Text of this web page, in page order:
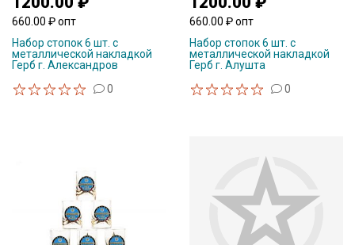
660.00 ₽ опт
Набор стопок 6 шт. с
металлической накладкой
Герб г. Александров
0
660.00 ₽ опт
Набор стопок 6 шт. с
металлической накладкой
Герб г. Алушта
0